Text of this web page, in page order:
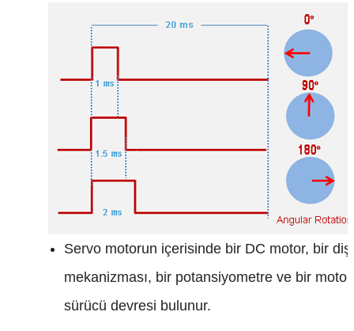
Servo motorun içerisinde bir DC motor, bir
mekanizması, bir potansiyometre ve bir motor
sürücü devresi bulunur.